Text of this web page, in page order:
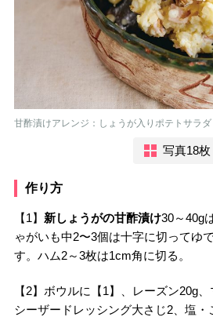
甘酢漬けアレンジ：しょうが入りポテトサラダ
写真18枚
作り方
【1】 新しょうがの甘酢漬け30～40g
ゃがいも中2〜3個は十字に切ってゆ
す。ハム2～3枚は1cm角に切る。
【2】ボウルに【1】、レーズン20g
シーザードレッシング大さじ2、塩・